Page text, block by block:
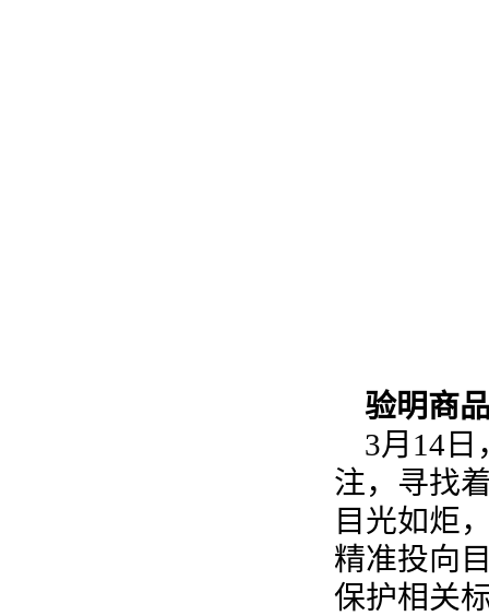
验明商
3月14
注，寻找
目光如炬
精准投向
保护相关